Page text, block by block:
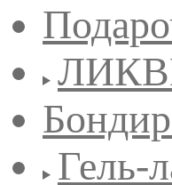
Гель-